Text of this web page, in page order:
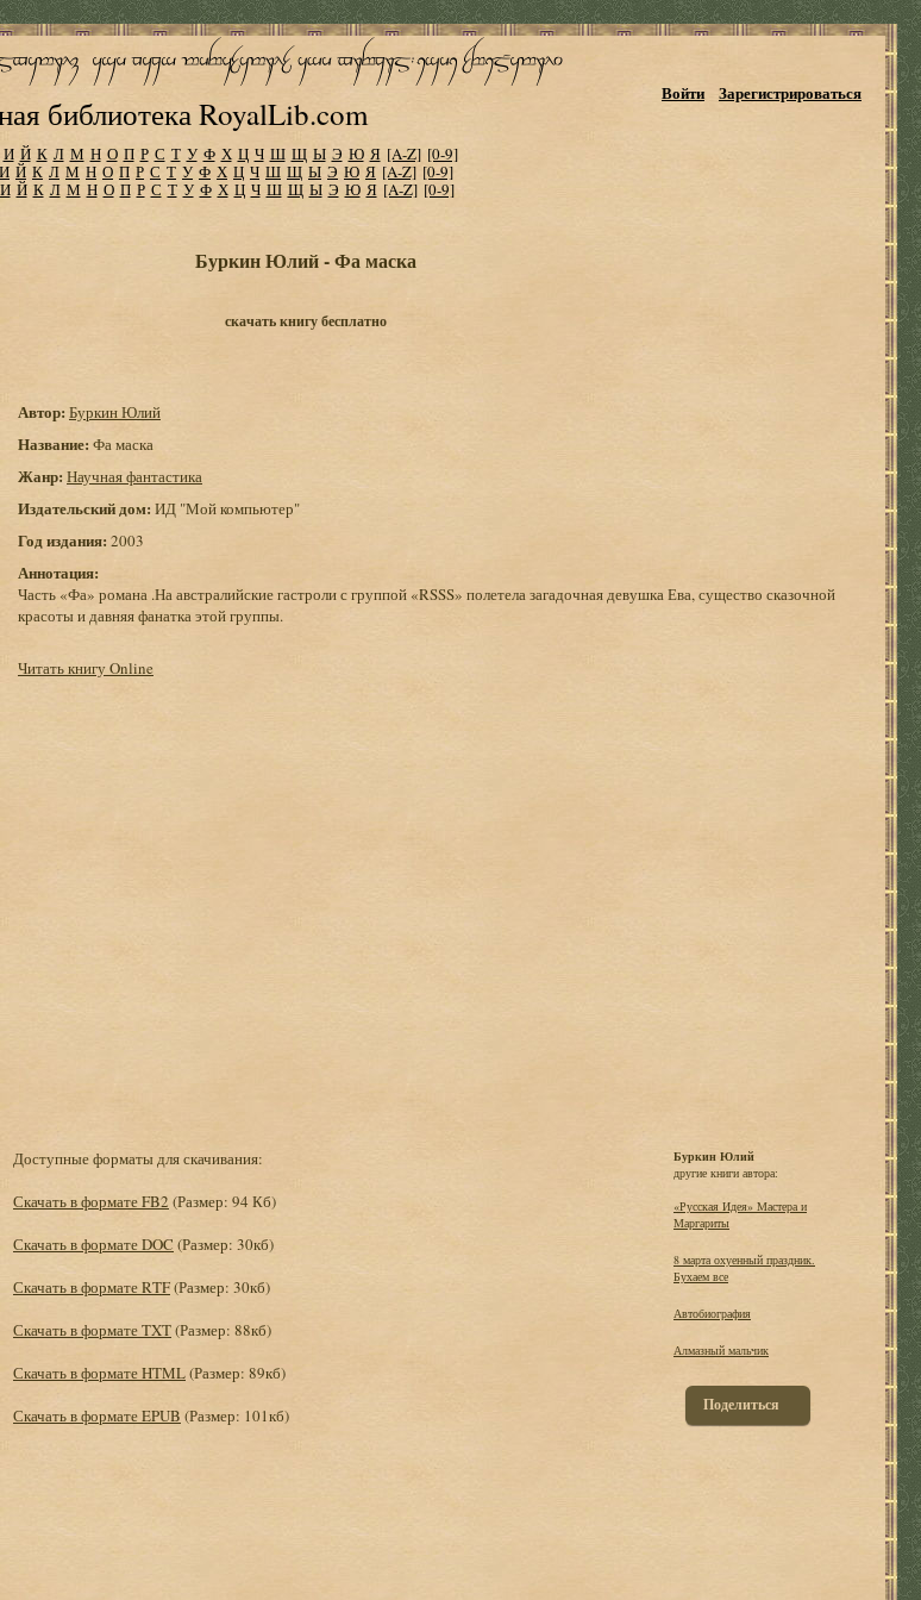
библиотека RoyalLib.com
Войти Зарегистрироваться
И Й К Л М Н О П Р С Т У Ф Х Ц Ч Ш Щ Ы Э Ю Я [A-Z] [0-9]
И Й К Л М Н О П Р С Т У Ф Х Ц Ч Ш Щ Ы Э Ю Я [A-Z] [0-9]
И Й К Л М Н О П Р С Т У Ф Х Ц Ч Ш Щ Ы Э Ю Я [A-Z] [0-9]
Буркин Юлий - Фа маска
скачать книгу бесплатно
Автор: Буркин Юлий
Название: Фа маска
Жанр: Научная фантастика
Издательский дом: ИД "Мой компьютер"
Год издания: 2003
Аннотация:
Часть «Фа» романа .На австралийские гастроли с группой «RSSS» полетела загадочная девушка Ева, существо сказочной
красоты и давняя фанатка этой группы.
Читать книгу Online
Доступные форматы для скачивания:
Скачать в формате FB2 (Размер: 94 Кб)
Скачать в формате DOC (Размер: 30кб)
Скачать в формате RTF(Размер: 30кб)
Скачать в формате TXT(Размер: 88кб)
Скачать в формате HTML(Размер: 89кб)
Скачать в формате EPUB (Размер: 101кб)
Буркин Юлий
другие книги автора:
«Русская Идея» Мастера и
Маргариты
8 марта охуенный праздник.
Бухаем все
Автобиография
Алмазный мальчик
Поделиться